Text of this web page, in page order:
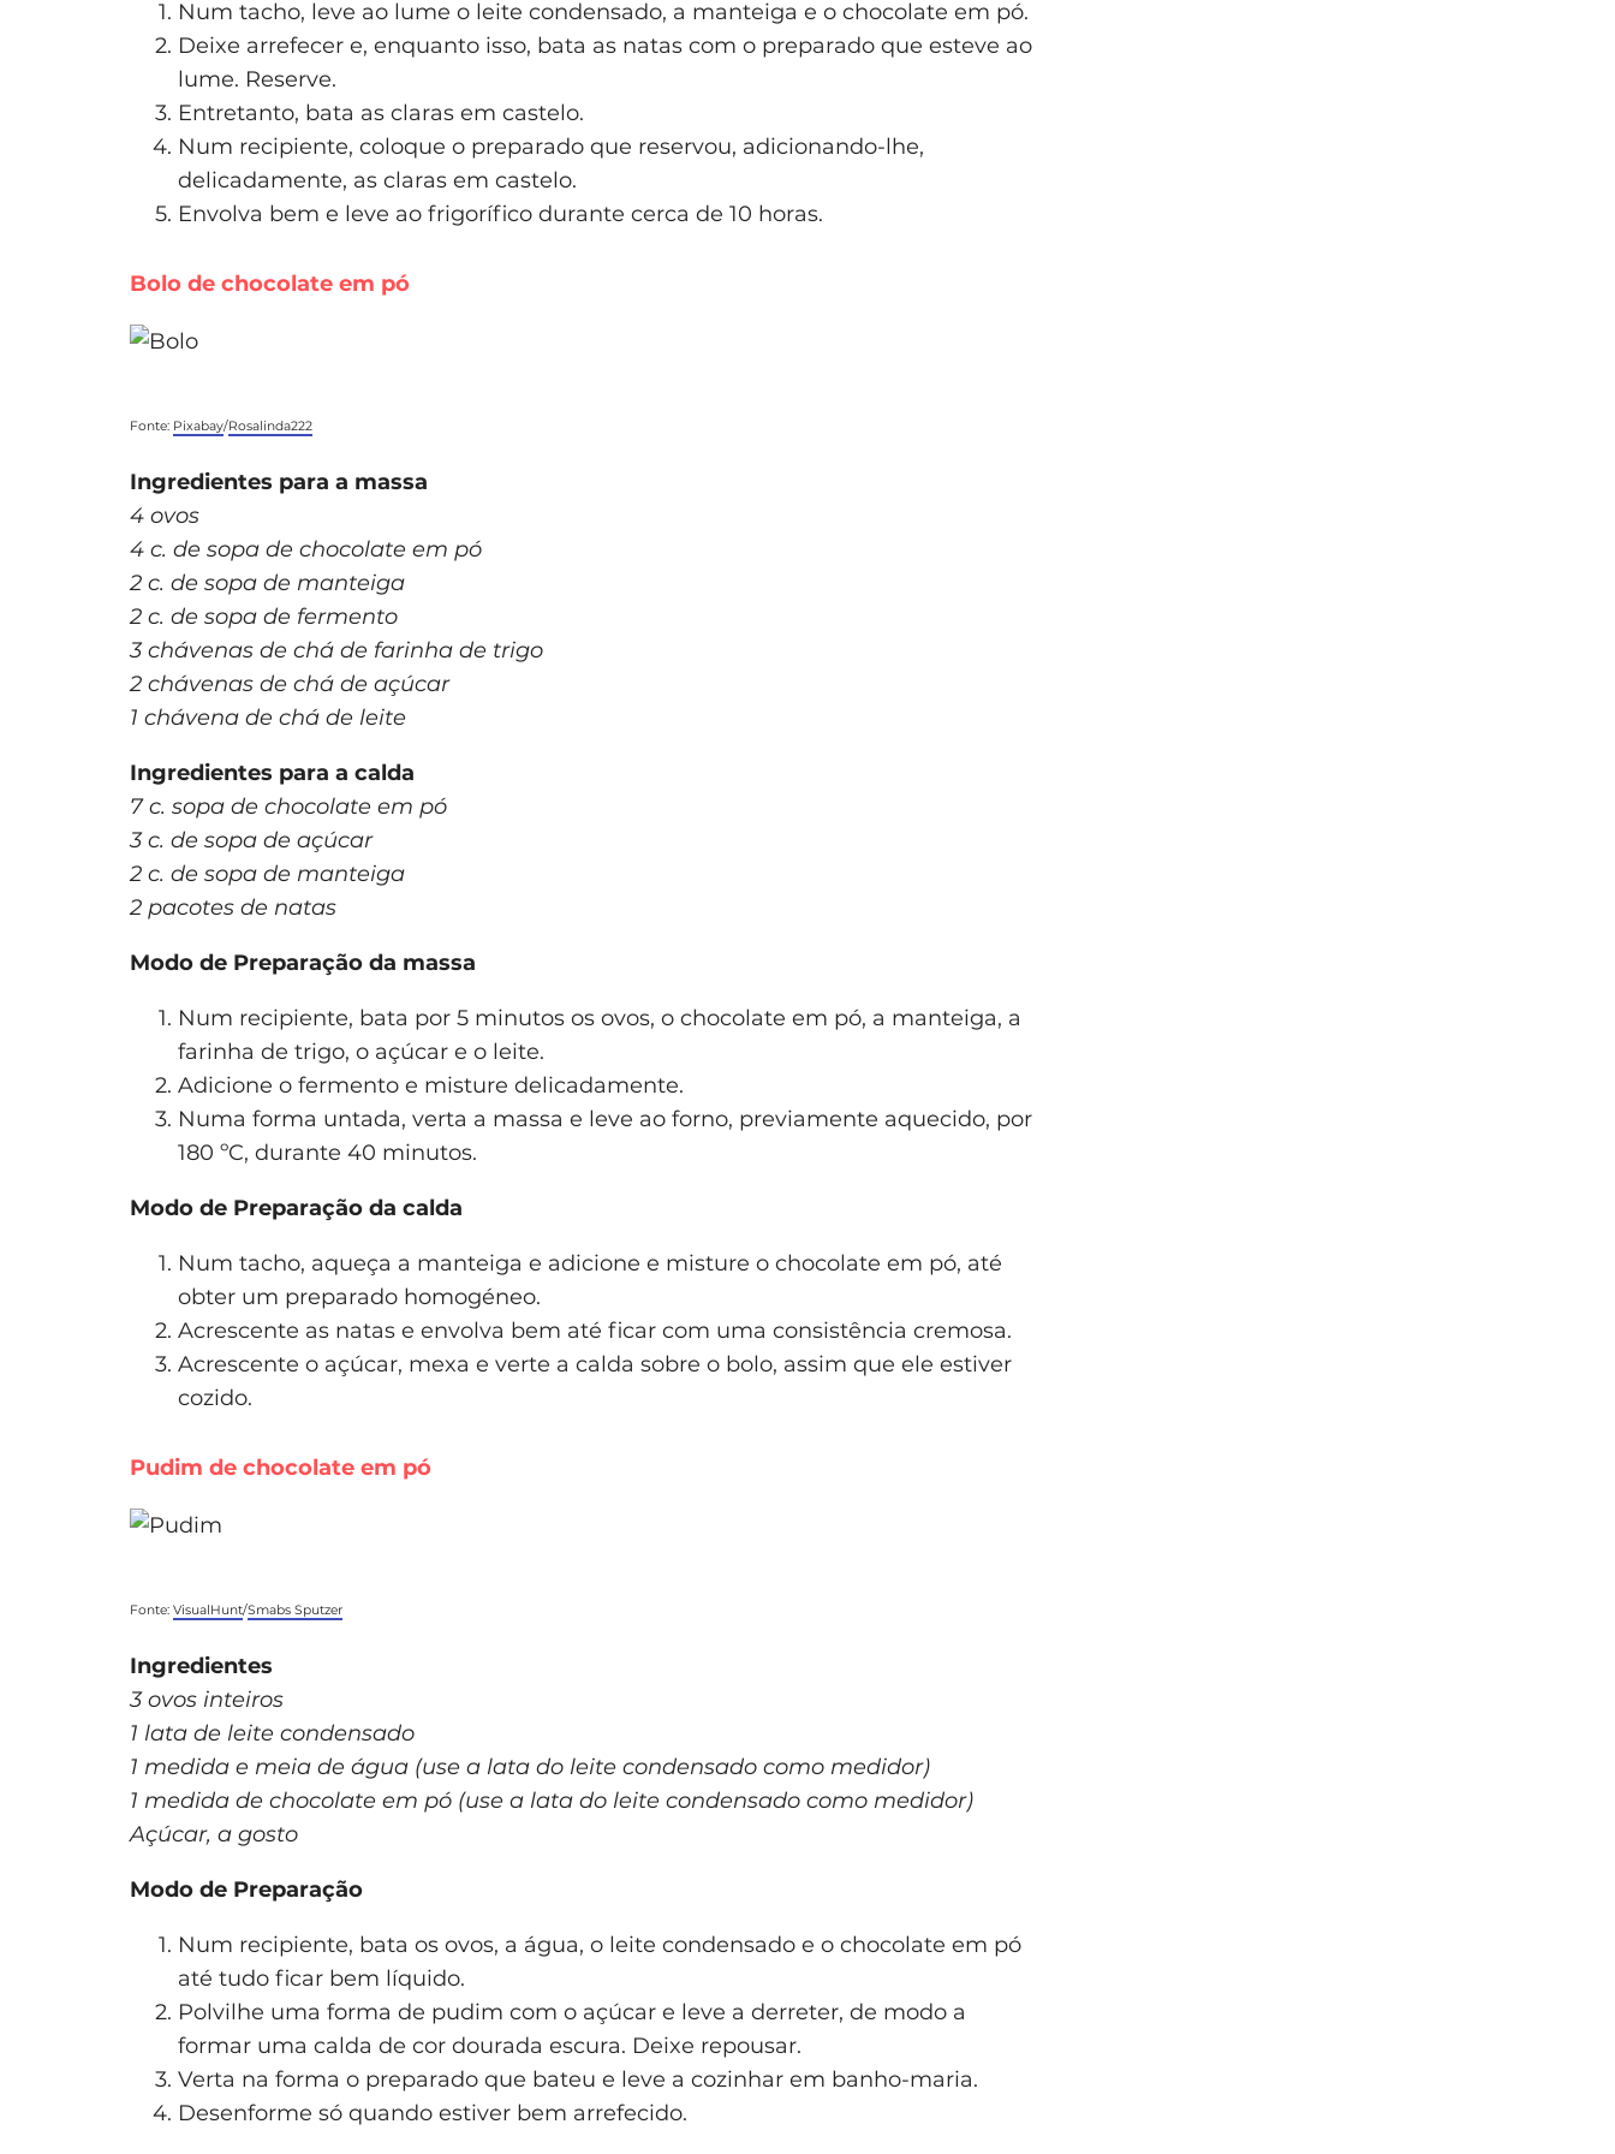
Num tacho, leve ao lume o leite condensado, a manteiga e o chocolate em pó.
Deixe arrefecer e, enquanto isso, bata as natas com o preparado que esteve ao
lume. Reserve.
Entretanto, bata as claras em castelo.
Num recipiente, coloque o preparado que reservou, adicionando-lhe,
delicadamente, as claras em castelo.
Envolva bem e leve ao frigorífico durante cerca de 10 horas.
Bolo de chocolate em pó
Fonte: Pixabay/Rosalinda222
Ingredientes para a massa
4 ovos
4 c. de sopa de chocolate em pó
2 c. de sopa de manteiga
2 c. de sopa de fermento
3 chávenas de chá de farinha de trigo
2 chávenas de chá de açúcar
1 chávena de chá de leite
Ingredientes para a calda
7 c. sopa de chocolate em pó
3 c. de sopa de açúcar
2 c. de sopa de manteiga
2 pacotes de natas
Modo de Preparação da massa
Num recipiente, bata por 5 minutos os ovos, o chocolate em pó, a manteiga, a
farinha de trigo, o açúcar e o leite.
Adicione o fermento e misture delicadamente.
Numa forma untada, verta a massa e leve ao forno, previamente aquecido, por
180 ºC, durante 40 minutos.
Modo de Preparação da calda
Num tacho, aqueça a manteiga e adicione e misture o chocolate em pó, até
obter um preparado homogéneo.
Acrescente as natas e envolva bem até ficar com uma consistência cremosa.
Acrescente o açúcar, mexa e verte a calda sobre o bolo, assim que ele estiver
cozido.
Pudim de chocolate em pó
Fonte: VisualHunt/Smabs Sputzer
Ingredientes
3 ovos inteiros
1 lata de leite condensado
1 medida e meia de água (use a lata do leite condensado como medidor)
1 medida de chocolate em pó (use a lata do leite condensado como medidor)
Açúcar, a gosto
Modo de Preparação
Num recipiente, bata os ovos, a água, o leite condensado e o chocolate em pó
até tudo ficar bem líquido.
Polvilhe uma forma de pudim com o açúcar e leve a derreter, de modo a
formar uma calda de cor dourada escura. Deixe repousar.
Verta na forma o preparado que bateu e leve a cozinhar em banho-maria.
Desenforme só quando estiver bem arrefecido.